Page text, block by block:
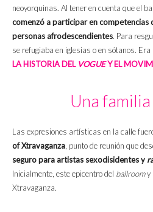
neoyorquinas. Al tener en cuenta que el
comenzó a participar en competencias
personas afrodescendientes. Para
se refugiaba en iglesias o en sótanos. Era
LA HISTORIA DEL VOGUEY EL
Una
Las expresiones artísticas en la calle
of Xtravaganza, punto de reunión que
seguro para artistas sexodisidentes y
Inicialmente, este epicentro del ballroomy
Xtravaganza.